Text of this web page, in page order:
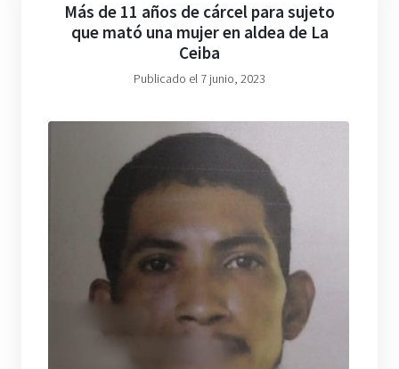
Más de 11 años de cárcel para sujeto
que mató una mujer en aldea de La
Ceiba
Publicado el 7 junio, 2023